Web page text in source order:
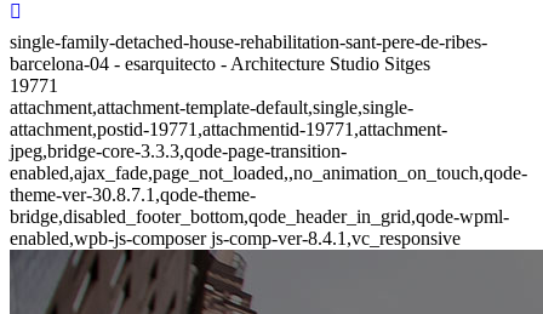
single-family-detached-house-rehabilitation-sant-pere-de-ribes-
barcelona-04 - esarquitecto - Architecture Studio Sitges
19771
attachment,attachment-template-default,single,single-
attachment,postid-19771,attachmentid-19771,attachment-
jpeg,bridge-core-3.3.3,qode-page-transition-
enabled,ajax_fade,page_not_loaded,,no_animation_on_touch,qode-
theme-ver-30.8.7.1,qode-theme-
bridge,disabled_footer_bottom,qode_header_in_grid,qode-wpml-
enabled,wpb-js-composer js-comp-ver-8.4.1,vc_responsive